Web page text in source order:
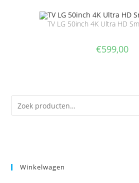
TV LG 50inch 4K Ultra HD
€599,00
Winkelwagen